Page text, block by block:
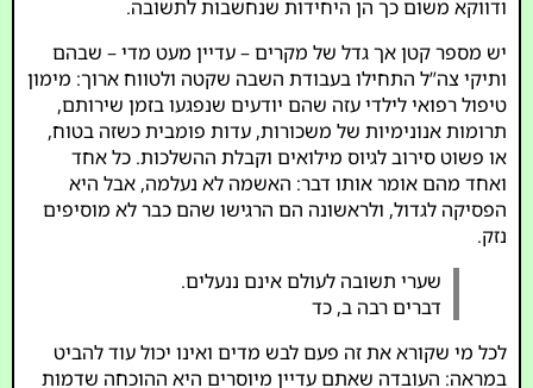
ודווקא משום כך הן היחידות שנחשבות לתשובה.
יש מספר קטן אך גדל של מקרים – עדיין מעט מדי – שבהם
ותיקי צה”ל התחילו בעבודת השבה שקטה ולטווח ארוך: מימון
טיפול רפואי לילדי עזה שהם יודעים שנפגעו בזמן שירותם,
תרומות אנונימיות של משכורות, עדות פומבית כשזה בטוח,
או פשוט סירוב לגיוס מילואים וקבלת ההשלכות. כל אחד
ואחד מהם אומר אותו דבר: האשמה לא נעלמה, אבל היא
הפסיקה לגדול, ולראשונה הם הרגישו שהם כבר לא מוסיפים
נזק.
שערי תשובה לעולם אינם ננעלים.
דברים רבה ב, כד
לכל מי שקורא את זה פעם לבש מדים ואינו יכול עוד להביט
במראה: העובדה שאתם עדיין מיוסרים היא ההוכחה שדמות